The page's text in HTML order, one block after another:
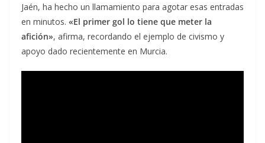
Jaén, ha hecho un llamamiento para agotar esas entradas
en minutos. «El primer gol lo tiene que meter la
afición», afirma, recordando el ejemplo de civismo y
apoyo dado recientemente en Murcia.